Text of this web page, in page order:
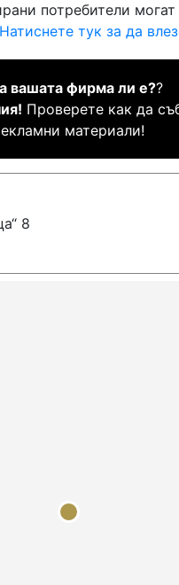
потребители могат
Натиснете тук за да
вашата фирма ли е??
Проверете как да
материали!
8